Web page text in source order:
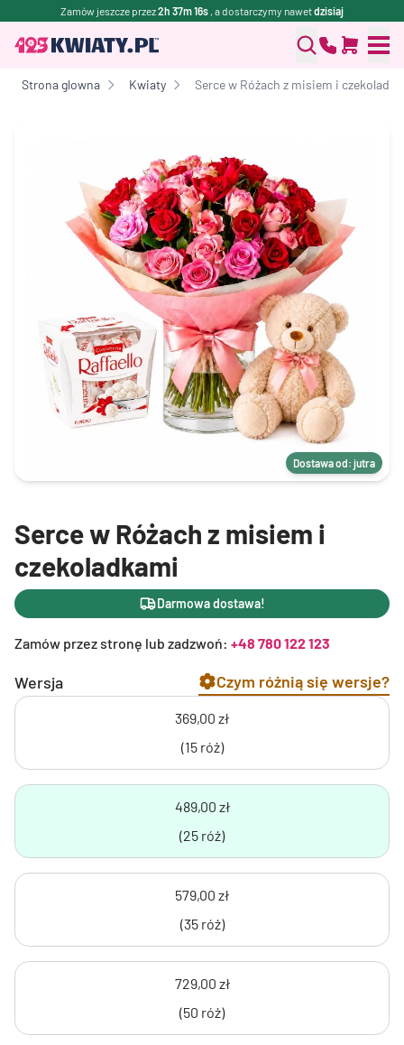
Zamów jeszcze przez2h 37m 16s , a dostarczymy nawetdzisiaj
Strona glowna Kwiaty Serce w Różach z misiem i
Dostawa od: jutra
Serce w Różach z misiem i
czekoladkami
Darmowa dostawa!
Zamów przez stronę lub zadzwoń: +48 780 122 123
Wersja Czym różnią się wersje?
369,00 zł
(15 róż)
489,00 zł
(25 róż)
579,00 zł
(35 róż)
729,00 zł
(50 róż)